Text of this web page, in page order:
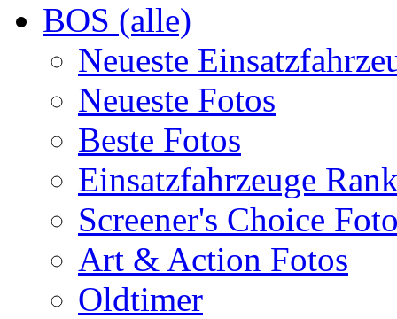
BOS (alle)
Neueste
Neueste Fotos
Beste Fotos
Einsatzfahrzeuge
Screener's Choice
Art & Action Fotos
Oldtimer